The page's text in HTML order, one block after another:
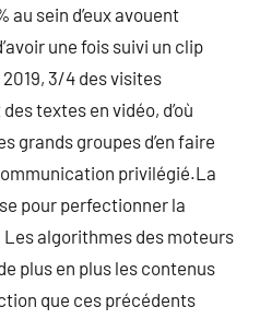
au sein d’eux avouent
une fois suivi un clip
3/4 des visites
textes en vidéo, d’où
grands groupes d’en faire
privilégié.La
pour perfectionner la
algorithmes des moteurs
plus en plus les contenus
que ces précédents